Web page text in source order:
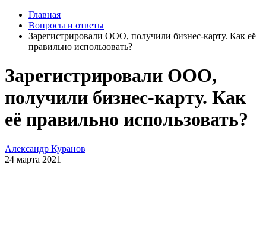
Главная
Вопросы и ответы
Зарегистрировали ООО, получили бизнес-карту. Как её
правильно использовать?
Зарегистрировали ООО,
получили бизнес-карту. Как
её правильно использовать?
Александр Куранов
24 марта 2021